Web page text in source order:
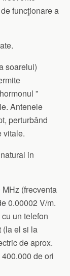
funcţionare a
soarelui)
”
Antenele
perturbând
vitale.
in
(frecventa
0.00002 V/m.
un telefon
(la el si la
de aprox.
de ori